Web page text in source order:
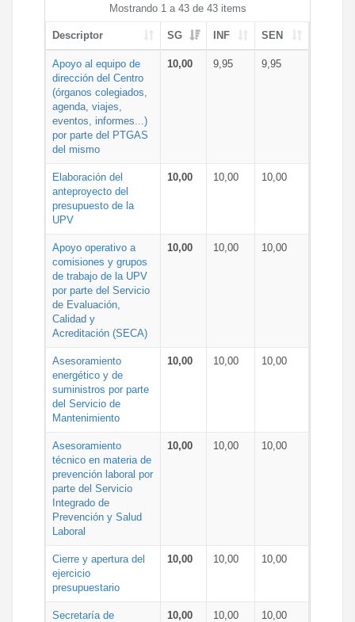
Mostrando 1 a 43 de 43 items
Descriptor SG INF SEN
Apoyo al equipo de
dirección del Centro
(órganos colegiados,
agenda, viajes,
eventos, informes...)
por parte del PTGAS
del mismo
10,00 9,95 9,95
Elaboración del
anteproyecto del
presupuesto de la
UPV
10,00 10,00 10,00
Apoyo operativo a
comisiones y grupos
de trabajo de la UPV
por parte del Servicio
de Evaluación,
Calidad y
Acreditación (SECA)
10,00 10,00 10,00
Asesoramiento
energético y de
suministros por parte
del Servicio de
Mantenimiento
10,00 10,00 10,00
Asesoramiento
técnico en materia de
prevención laboral por
parte del Servicio
Integrado de
Prevención y Salud
Laboral
10,00 10,00 10,00
Cierre y apertura del
ejercicio
presupuestario
10,00 10,00 10,00
Secretaría de
10,00 10,00 10,00